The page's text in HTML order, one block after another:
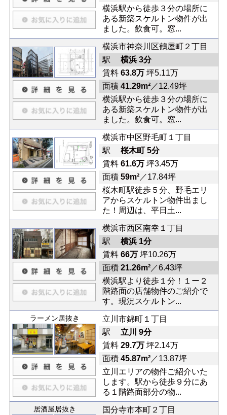
横浜駅から徒歩３分の場所に
ある新築スケルトン物件が出
ました。飲食可。窓...
横浜市神奈川区鶴屋町２丁目
駅 横浜 3分
賃料 63.8万坪5.11万
面積 41.29m²／12.49坪
横浜駅から徒歩３分の場所に
ある新築スケルトン物件が出
ました。飲食可。窓...
横浜市中区野毛町１丁目
駅 桜木町 5分
賃料 61.6万坪3.45万
面積 59m²／17.84坪
桜木町駅徒歩５分、野毛エリ
アからスケルトン物件出まし
た！周辺は、平日土...
横浜市西区南幸１丁目
駅 横浜 1分
賃料 66万坪10.26万
面積 21.26m²／6.43坪
横浜駅より徒歩１分！１ー２
階路面の店舗物件のご紹介で
す。現況スケルトン...
ラーメン居抜き
立川市錦町１丁目
駅 立川 9分
賃料 29.7万坪2.14万
面積 45.87m²／13.87坪
立川エリアの物件ご紹介いた
します。駅から徒歩９分にあ
る１階路面部分の物...
居酒屋居抜き 国分寺市本町２丁目